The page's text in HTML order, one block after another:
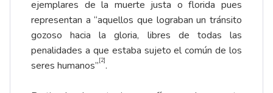
ejemplares de la muerte justa o florida pues
representan a “aquellos que lograban un tránsito
gozoso hacia la gloria, libres de todas las
penalidades a que estaba sujeto el común de los
seres humanos”[2].